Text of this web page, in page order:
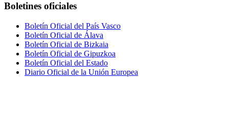
Boletines oficiales
Boletín Oficial del País Vasco
Boletín Oficial de Álava
Boletín Oficial de Bizkaia
Boletín Oficial de Gipuzkoa
Boletín Oficial del Estado
Diario Oficial de la Unión Europea